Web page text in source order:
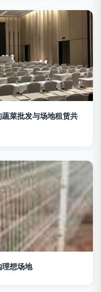
菜批发与场地租赁共
想场地